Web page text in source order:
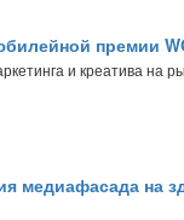
премии
и креатива на
медиафасада на